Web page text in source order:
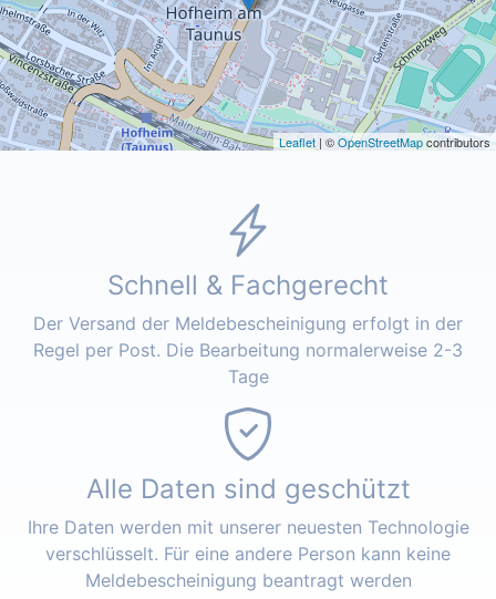
Leaflet | ©OpenStreetMapcontributors
Schnell & Fachgerecht
Der Versand der Meldebescheinigung erfolgt in der
Regel per Post. Die Bearbeitung normalerweise 2-3
Tage
Alle Daten sind geschützt
Ihre Daten werden mit unserer neuesten Technologie
verschlüsselt. Für eine andere Person kann keine
Meldebescheinigung beantragt werden